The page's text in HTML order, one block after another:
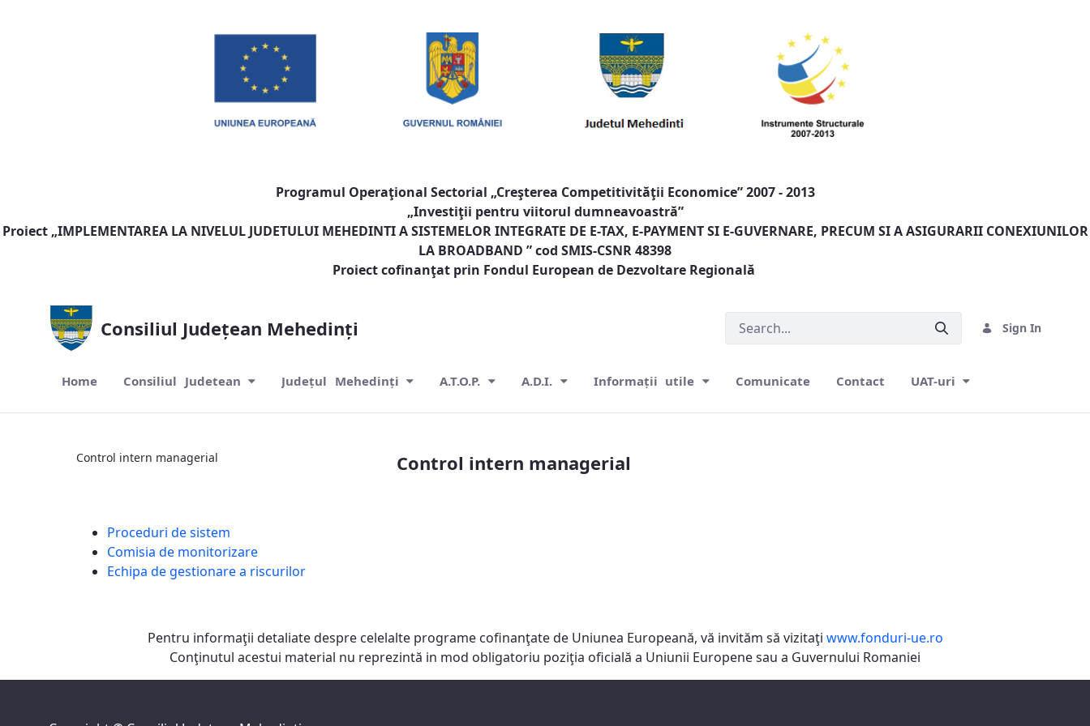
Programul Operaţional Sectorial „Creşterea Competitivităţii Economice” 2007 - 2013
„Investiţii pentru viitorul dumneavoastră”
Proiect „IMPLEMENTAREA LA NIVELUL JUDETULUI MEHEDINTI A SISTEMELOR INTEGRATE DE E-TAX, E-PAYMENT SI E-GUVERNARE, PRECUM SI A ASIGURARII CONEXIUNILOR
LA BROADBAND ” cod SMIS-CSNR 48398
Proiect cofinanţat prin Fondul European de Dezvoltare Regională
Consiliul Județean Mehedinți Sign In
Home Consiliul Judetean Județul Mehedinți A.T.O.P. A.D.I. Informații utile Comunicate Contact UAT-uri
Control intern managerial
Proceduri de sistem
Comisia de monitorizare
Echipa de gestionare a riscurilor
Control intern managerial
Pentru informaţii detaliate despre celelalte programe cofinanţate de Uniunea Europeană, vă invităm să vizitaţi www.fonduri-ue.ro
Conţinutul acestui material nu reprezintă in mod obligatoriu poziţia oficială a Uniunii Europene sau a Guvernului Romaniei